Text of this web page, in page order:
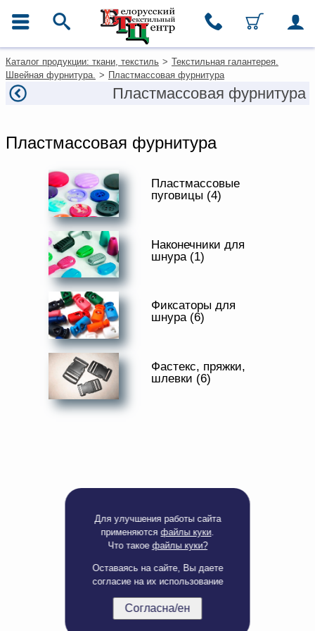
Для улучшения работы сайта
применяютсяфайлы куки.
Что такое файлы куки?
Оставаясь на сайте, Вы даете
согласие на их использование
Согласна/ен
Контакты
Каталог
Ткани
Домашний текстиль
Текстиль для ресторанов и
Текстильная галантерея и
фурнитура
Условия работы
Оплата и доставка
Как оформить заказ
Вакансии
Как нас найти
Написать нам
Доверенность на
получение груза
Документы по работе с
персональными данными
Письмо руководителю
Вопросы и ответы
Новости | Статьи
Для покупателей из
Москвы
+7 (495) 649-0-679
msk@beltextil.ru
Каталог продукции: ткани, текстиль > Текстильная галантерея.
Швейная фурнитура. > Пластмассовая фурнитура
Пластмассовая фурнитура
Пластмассовая фурнитура
Пластмассовые
пуговицы (4)
Наконечники для
шнура (1)
Фиксаторы для
шнура (6)
Фастекс, пряжки,
шлевки (6)
Полная версия сайта